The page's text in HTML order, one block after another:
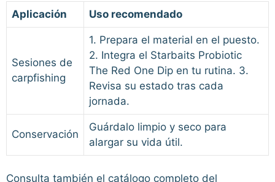
Aplicación Uso recomendado
Sesiones de
carpfishing
1. Prepara el material en el puesto.
2. Integra el Starbaits Probiotic
The Red One Dip en tu rutina. 3.
Revisa su estado tras cada
jornada.
Conservación
Guárdalo limpio y seco para
alargar su vida útil.
Consulta también el catálogo completo del